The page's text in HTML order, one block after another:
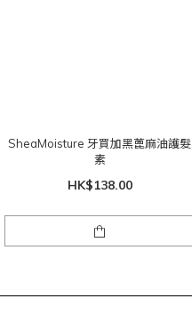
SheaMoisture 牙買加黑蓖麻油護髮
素
HK$138.00